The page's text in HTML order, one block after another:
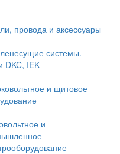
провода и аксессуары
системы.
DKC, IEK
и щитовое
и